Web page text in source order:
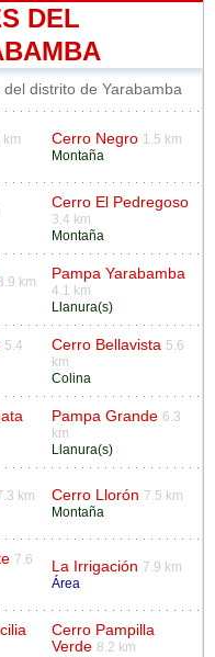
DEL
distrito de Yarabamba
km
Cerro Negro 1.5 km
Montaña
Cerro El Pedregoso
3.4 km
Montaña
km
Pampa Yarabamba
4.1 km
Llanura(s)
5.4
Cerro Bellavista 5.6
km
Colina
Pampa Grande 6.3
km
Llanura(s)
km
Cerro Llorón 7.5 km
Montaña
7.6
La Irrigación 7.9 km
Área
Cerro Pampilla
Verde 8.2 km